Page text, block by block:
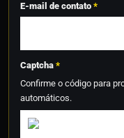
E-mail de contato *
Captcha *
Confirme o código para
automáticos.